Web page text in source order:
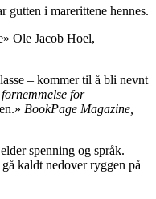
i marerittene hennes.
Ole Jacob Hoel,
– kommer til å bli nevnt
for
BookPage Magazine,
spenning og språk.
kaldt nedover ryggen på